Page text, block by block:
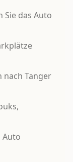
das Auto
Tanger